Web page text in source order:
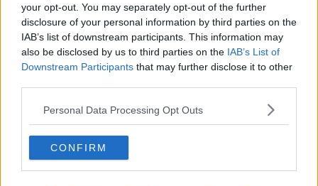
your opt-out. You may separately opt-out of the further
disclosure of your personal information by third parties on the
IAB’s list of downstream participants. This information may
also be disclosed by us to third parties on the IAB’s List of
Downstream Participants that may further disclose it to other
Personal Data Processing Opt Outs
CONFIRM
In virtù del Patto sarà installata anche apposita segnaletica
verticale realizzata secondo gli standard CAI e sarà mantenuto un
contatto ancora più stretto tra lo stesso Club Alpino e gli Enti al fine
di salvaguardare queste “infrastrutture verdi”, fondamentali per lo
sviluppo di un turismo lento e sostenibile da più parti auspicato.
“La stipula di questo accordo – ha spiegato il sindaco di Rosignano
Claudio Marabotti – ci permetterà di valorizzare i nostri sentieri ed
invogliare cittadini e turisti ad ampliare lo sguardo dal mare al
conosciuti, e potrà rappresentare una risorsa per sviluppo
economico locale, all’insegna del turismo “lento” ed eco-
sostenibile”.